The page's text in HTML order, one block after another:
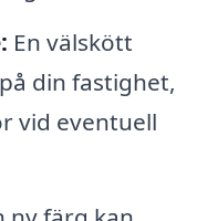
En välskött
din fastighet,
vid eventuell